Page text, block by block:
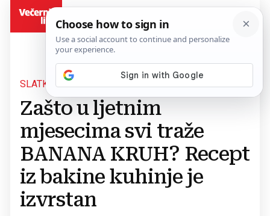
SLATKI ZALOGAJ
Zašto u ljetnim
mjesecima svi traže
BANANA KRUH? Recept
iz bakine kuhinje je
izvrstan